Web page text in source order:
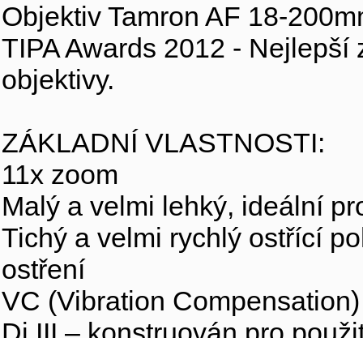
Objektiv Tamron AF 18-
TIPA Awards 2012 -
objektivy.
ZÁKLADNÍ VLASTNOSTI:
11x zoom
Malý a velmi lehký, ideální
Tichý a velmi rychlý ostřící
ostření
VC (Vibration